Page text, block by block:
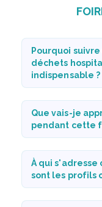
Pourquoi
déchets
indispensable ?
Que vais-je
pendant cette
À qui
sont les profils